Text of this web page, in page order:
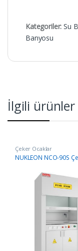
Kategoriler:Su
Banyosu
İlgili ürünler
Çeker Ocaklar
NÜKLEON NCO-90S